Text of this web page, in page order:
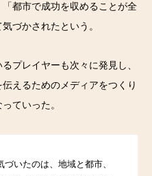
都市で成功を収めることが全
づかされたという。
プレイヤーも次々に発見し、
えるためのメディアをつくり
ていった。
づいたのは、地域と都市、